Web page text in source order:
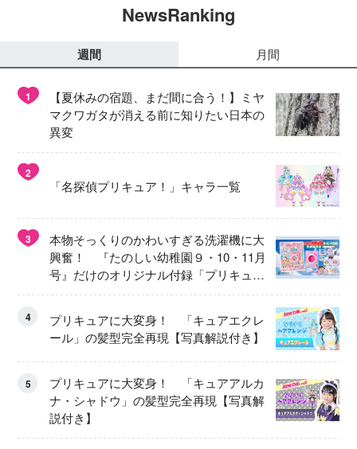
NewsRanking
週間 月間
1
【夏休みの宿題、まだ間に合う！】ミヤ
マクワガタが消える前に知りたい日本の
異変
2
「名探偵プリキュア！」キャラ一覧
3
本物そっくりのかわいすぎる洗濯機に大
興奮！ 『たのしい幼稚園９・10・11月
号』だけのオリジナル付録「プリキュ
ア くるくるせんたくき」
4
プリキュアに大変身！ 「キュアエクレ
ール」の髪型完全再現【写真解説付き】
5
プリキュアに大変身！ 「キュアアルカ
ナ・シャドウ」の髪型完全再現【写真解
説付き】